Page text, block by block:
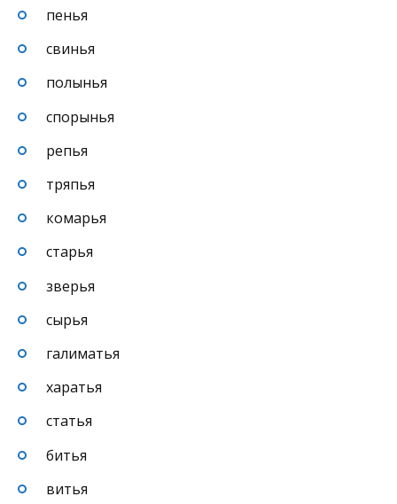
пенья
свинья
полынья
спорынья
репья
тряпья
комарья
старья
зверья
сырья
галиматья
харатья
статья
битья
витья